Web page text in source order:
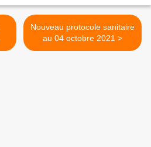
Nouveau protocole sanitaire
au 04 octobre 2021 >